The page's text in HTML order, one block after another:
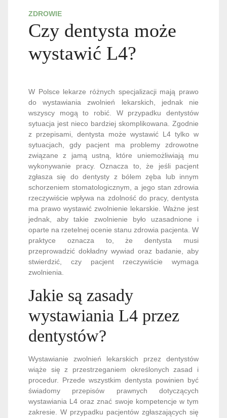
ZDROWIE
Czy dentysta może
wystawić L4?
W Polsce lekarze różnych specjalizacji mają prawo
do wystawiania zwolnień lekarskich, jednak nie
wszyscy mogą to robić. W przypadku dentystów
sytuacja jest nieco bardziej skomplikowana. Zgodnie
z przepisami, dentysta może wystawić L4 tylko w
sytuacjach, gdy pacjent ma problemy zdrowotne
związane z jamą ustną, które uniemożliwiają mu
wykonywanie pracy. Oznacza to, że jeśli pacjent
zgłasza się do dentysty z bólem zęba lub innym
schorzeniem stomatologicznym, a jego stan zdrowia
rzeczywiście wpływa na zdolność do pracy, dentysta
ma prawo wystawić zwolnienie lekarskie. Ważne jest
jednak, aby takie zwolnienie było uzasadnione i
oparte na rzetelnej ocenie stanu zdrowia pacjenta. W
praktyce oznacza to, że dentysta musi
przeprowadzić dokładny wywiad oraz badanie, aby
stwierdzić, czy pacjent rzeczywiście wymaga
zwolnienia.
Jakie są zasady
wystawiania L4 przez
dentystów?
Wystawianie zwolnień lekarskich przez dentystów
wiąże się z przestrzeganiem określonych zasad i
procedur. Przede wszystkim dentysta powinien być
świadomy przepisów prawnych dotyczących
wystawiania L4 oraz znać swoje kompetencje w tym
zakresie. W przypadku pacjentów zgłaszających się